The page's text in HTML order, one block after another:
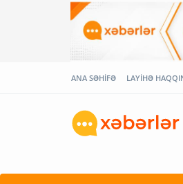
ANA SƏHİFƏ LAYİHƏ